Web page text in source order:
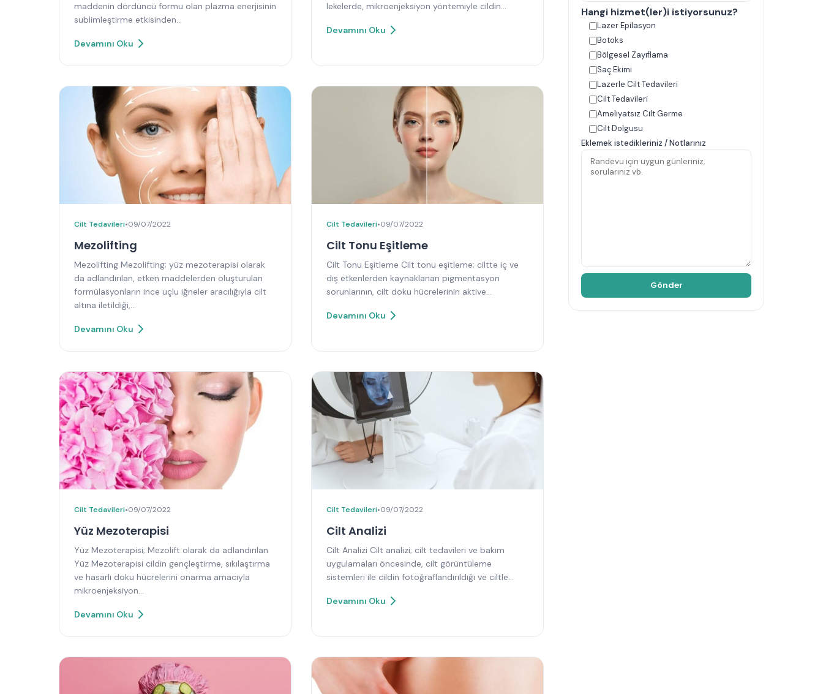
maddenin dördüncü formu olan plazma enerjisinin
sublimleştirme etkisinden…
Devamını Oku
lekelerde, mikroenjeksiyon yöntemiyle cildin…
Devamını Oku
Cilt Tedavileri•09/07/2022
Mezolifting
Mezolifting Mezolifting; yüz mezoterapisi olarak
da adlandırılan, etken maddelerden oluşturulan
formülasyonların ince uçlu iğneler aracılığıyla cilt
altına iletildiği,…
Devamını Oku
Cilt Tedavileri•09/07/2022
Cilt Tonu Eşitleme
Cilt Tonu Eşitleme Cilt tonu eşitleme; ciltte iç ve
dış etkenlerden kaynaklanan pigmentasyon
sorunlarının, cilt doku hücrelerinin aktive…
Devamını Oku
Cilt Tedavileri•09/07/2022
Yüz Mezoterapisi
Yüz Mezoterapisi; Mezolift olarak da adlandırılan
Yüz Mezoterapisi cildin gençleştirme, sıkılaştırma
ve hasarlı doku hücrelerini onarma amacıyla
mikroenjeksiyon…
Devamını Oku
Cilt Tedavileri•09/07/2022
Cilt Analizi
Cilt Analizi Cilt analizi; cilt tedavileri ve bakım
uygulamaları öncesinde, cilt görüntüleme
sistemleri ile cildin fotoğraflandırıldığı ve ciltle…
Devamını Oku
Hangi hizmet(ler)i istiyorsunuz?
Lazer Epilasyon
Botoks
Bölgesel Zayıflama
Saç Ekimi
Lazerle Cilt Tedavileri
Cilt Tedavileri
Ameliyatsız Cilt Germe
Cilt Dolgusu
Eklemek istedikleriniz / Notlarınız